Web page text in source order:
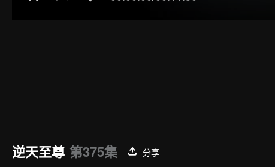
逆天至尊 第375集
分享